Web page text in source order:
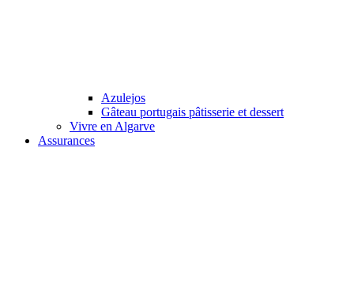
Azulejos
Gâteau portugais pâtisserie et dessert
Vivre en Algarve
Assurances